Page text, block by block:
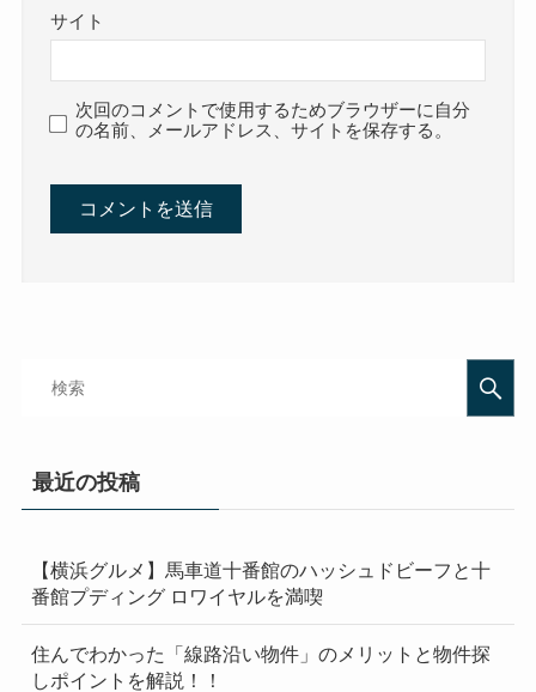
サイト
次回のコメントで使用するためブラウザーに自分
の名前、メールアドレス、サイトを保存する。
最近の投稿
【横浜グルメ】馬車道十番館のハッシュドビーフと十
番館プディング ロワイヤルを満喫
住んでわかった「線路沿い物件」のメリットと物件探
しポイントを解説！！